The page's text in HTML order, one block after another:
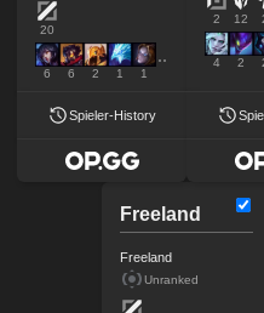
20
6 6 2 1 1
Spieler-History
2 12
4 2
Freeland
Freeland
Unranked